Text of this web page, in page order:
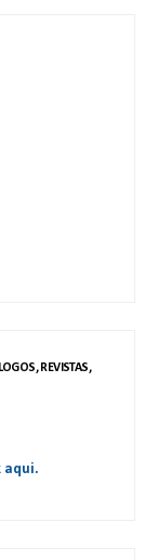
REVISTAS,
aqui.